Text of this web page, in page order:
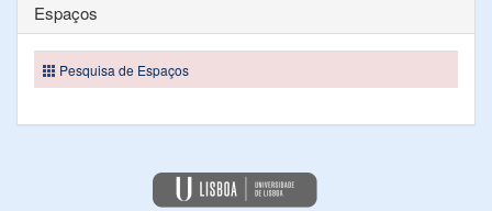
Espaços
Pesquisa de Espaços